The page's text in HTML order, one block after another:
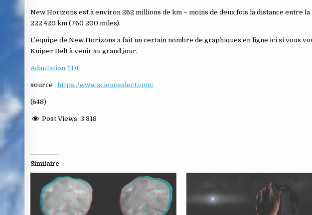
New Horizons est à environ 262 millions de km – moins de deux fois la distance entre
222 420 km (760 200 miles).
L’équipe de New Horizons a fait un certain nombre de graphiques en ligne ici si vous
Kuiper Belt à venir au grand jour.
Adaptation TDF
source :https://www.sciencealert.com/
(648)
Post Views: 3 318
Similaire